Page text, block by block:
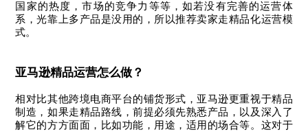
国家的热度，市场的竞争力等等，如若没有完善的运营体
系，光靠上多产品是没用的，所以推荐卖家走精品化运营模
式。
亚马逊精品运营怎么做？
相对比其他跨境电商平台的铺货形式，亚马逊更重视于精品
制造，如果走精品路线，前提必须先熟悉产品，以及深入了
解它的方方面面，比如功能，用途，适用的场合等。这对于